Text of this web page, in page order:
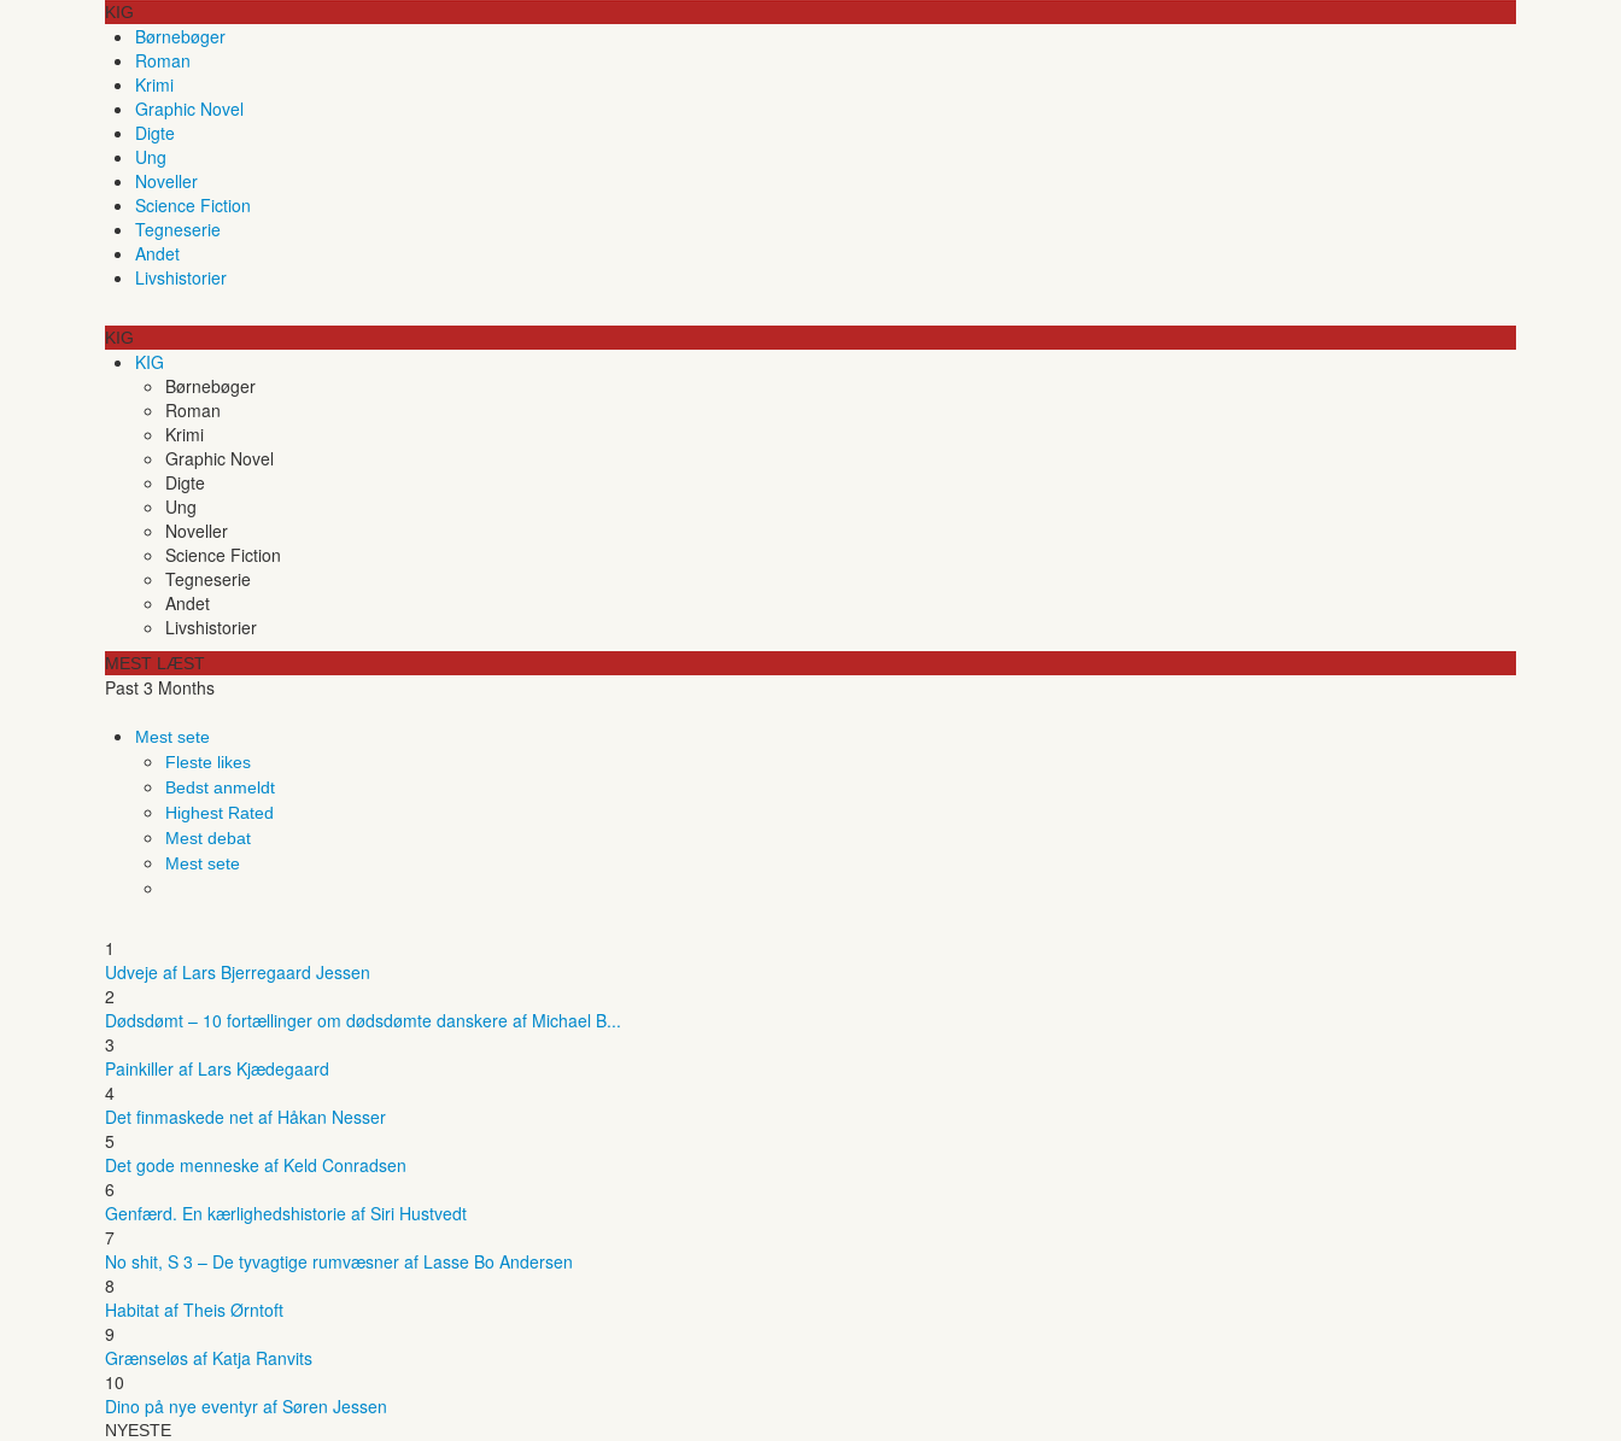
KIG
Børnebøger
Roman
Krimi
Graphic Novel
Digte
Ung
Noveller
Science Fiction
Tegneserie
Andet
Livshistorier
KIG
KIG
Børnebøger
Roman
Krimi
Graphic Novel
Digte
Ung
Noveller
Science Fiction
Tegneserie
Andet
Livshistorier
MEST LÆST
Past 3 Months
Mest sete
Fleste likes
Bedst anmeldt
Highest Rated
Mest debat
Mest sete
1
Udveje af Lars Bjerregaard Jessen
2
Dødsdømt – 10 fortællinger om dødsdømte danskere af Michael B...
3
Painkiller af Lars Kjædegaard
4
Det finmaskede net af Håkan Nesser
5
Det gode menneske af Keld Conradsen
6
Genfærd. En kærlighedshistorie af Siri Hustvedt
7
No shit, S 3 – De tyvagtige rumvæsner af Lasse Bo Andersen
8
Habitat af Theis Ørntoft
9
Grænseløs af Katja Ranvits
10
Dino på nye eventyr af Søren Jessen
NYESTE